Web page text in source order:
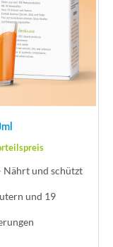
und schützt
und 19